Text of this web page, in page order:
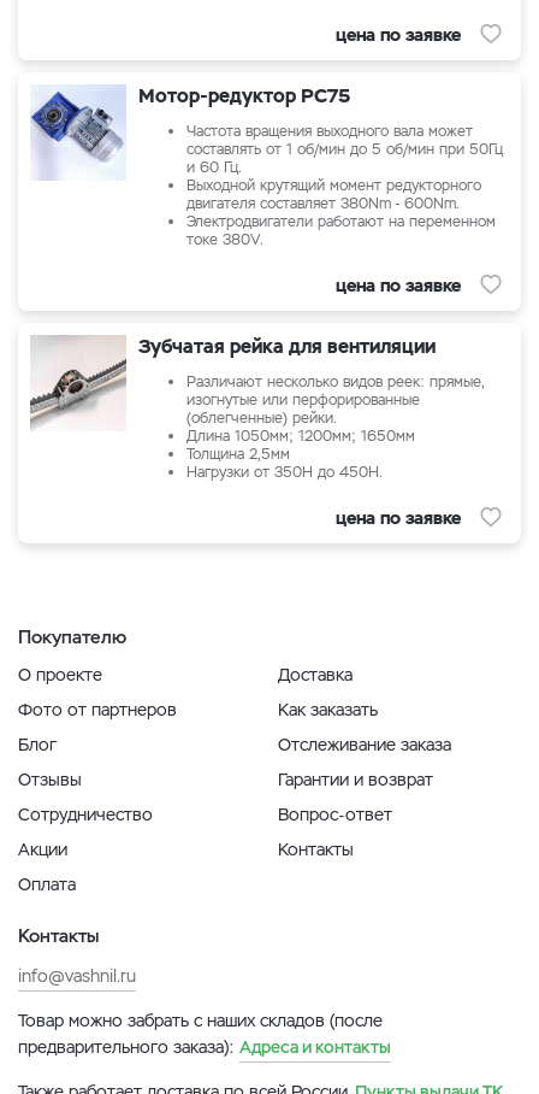
цена по заявке
Мотор-редуктор РС75
Частота вращения выходного вала может
составлять от 1 об/мин до 5 об/мин при 50Гц
и 60 Гц.
Выходной крутящий момент редукторного
двигателя составляет 380Nm - 600Nm.
Электродвигатели работают на переменном
токе 380V.
цена по заявке
Зубчатая рейка для вентиляции
Различают несколько видов реек: прямые,
изогнутые или перфорированные
(облегченные) рейки.
Длина 1050мм; 1200мм; 1650мм
Толщина 2,5мм
Нагрузки от 350Н до 450Н.
цена по заявке
Покупателю
О проекте
Фото от партнеров
Блог
Отзывы
Сотрудничество
Акции
Оплата
Доставка
Как заказать
Отслеживание заказа
Гарантии и возврат
Вопрос-ответ
Контакты
Контакты
info@vashnil.ru
Товар можно забрать с наших складов (после
предварительного заказа): Адреса и контакты